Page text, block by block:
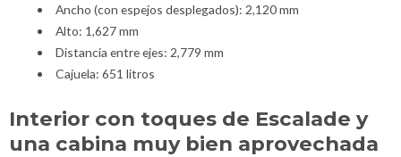
Ancho (con espejos desplegados): 2,120 mm
Alto: 1,627 mm
Distancia entre ejes: 2,779 mm
Cajuela: 651 litros
Interior con toques de Escalade y
una cabina muy bien aprovechada